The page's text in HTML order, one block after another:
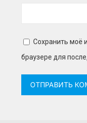
Сохранить моё
браузере для